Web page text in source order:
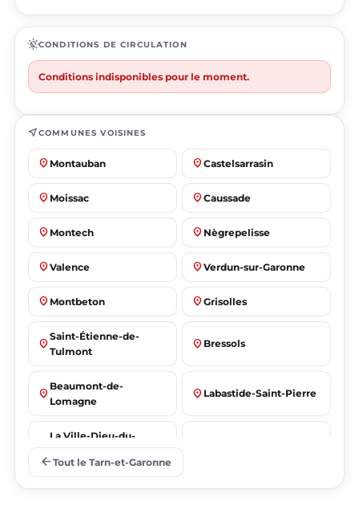
routineCONDITIONS DE CIRCULATION
Conditions indisponibles pour le moment.
near_meCOMMUNES VOISINES
place Montauban place Castelsarrasin
place Moissac place Caussade
place Montech place Nègrepelisse
place Valence place Verdun-sur-Garonne
place Montbeton place Grisolles
place
Saint-Étienne-de-
Tulmont
place Bressols
place
Beaumont-de-
Lomagne
place Labastide-Saint-Pierre
La Ville-Dieu-du-
arrow_back Tout le Tarn-et-Garonne